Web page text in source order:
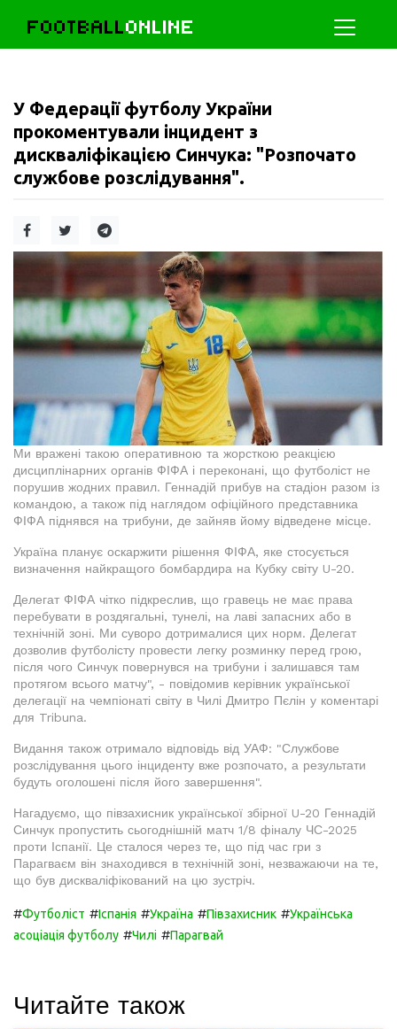
FOOTBALLONLINE
У Федерації футболу України
прокоментували інцидент з
дискваліфікацією Синчука: "Розпочато
службове розслідування".
Ми вражені такою оперативною та жорсткою реакцією
дисциплінарних органів ФІФА і переконані, що футболіст не
порушив жодних правил. Геннадій прибув на стадіон разом із
командою, а також під наглядом офіційного представника
ФІФА піднявся на трибуни, де зайняв йому відведене місце.
Україна планує оскаржити рішення ФІФА, яке стосується
визначення найкращого бомбардира на Кубку світу U-20.
Делегат ФІФА чітко підкреслив, що гравець не має права
перебувати в роздягальні, тунелі, на лаві запасних або в
технічній зоні. Ми суворо дотрималися цих норм. Делегат
дозволив футболісту провести легку розминку перед грою,
після чого Синчук повернувся на трибуни і залишався там
протягом всього матчу", - повідомив керівник української
делегації на чемпіонаті світу в Чилі Дмитро Пєлін у коментарі
для Tribuna.
Видання також отримало відповідь від УАФ: "Службове
розслідування цього інциденту вже розпочато, а результати
будуть оголошені після його завершення".
Нагадуємо, що півзахисник української збірної U-20 Геннадій
Синчук пропустить сьогоднішній матч 1/8 фіналу ЧС-2025
проти Іспанії. Це сталося через те, що під час гри з
Парагваєм він знаходився в технічній зоні, незважаючи на те,
що був дискваліфікований на цю зустріч.
#Футболіст #Іспанія #Україна #Півзахисник #Українська
асоціація футболу #Чилі #Парагвай
Читайте також